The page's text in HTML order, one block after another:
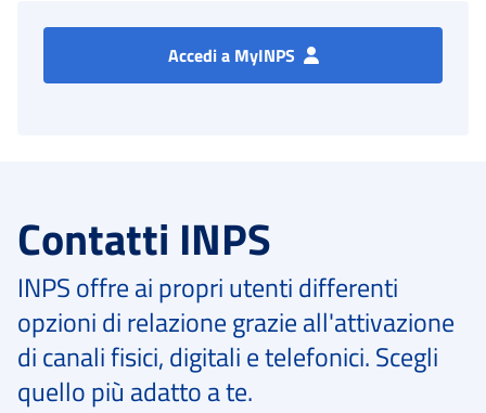
Accedi a MyINPS
Contatti INPS
INPS offre ai propri utenti differenti
opzioni di relazione grazie all'attivazione
di canali fisici, digitali e telefonici. Scegli
quello più adatto a te.